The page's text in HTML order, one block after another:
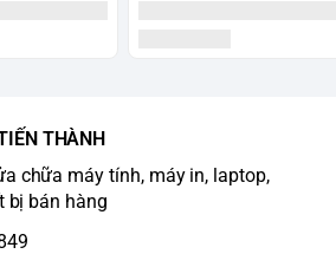
THÀNH
chữa máy tính, máy in, laptop,
bị bán hàng